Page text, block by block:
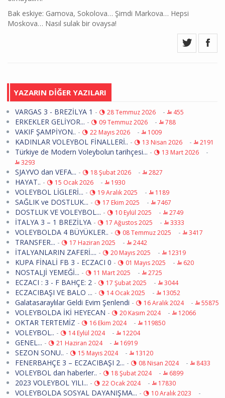
Bak eskiye: Gamova, Sokolova… Şimdi Markova… Hepsi
Moskova… Nasıl sulak bir ovaysa!
YAZARIN DİĞER YAZILARI
VARGAS 3 - BREZİLYA 1 - 28 Temmuz 2026 - 455
ERKEKLER GELİYOR... - 09 Temmuz 2026 - 788
VAKIF ŞAMPİYON.. - 22 Mayıs 2026 - 1009
KADINLAR VOLEYBOL FİNALLERİ.. - 13 Nisan 2026 - 2191
Türkiye de Modern Voleybolun tarihçesi... - 13 Mart 2026 -
3293
SJAYVO dan VEFA... - 18 Şubat 2026 - 2827
HAYAT.. - 15 Ocak 2026 - 1930
VOLEYBOL LİGLERİ... - 19 Aralık 2025 - 1189
SAĞLIK ve DOSTLUK... - 17 Ekim 2025 - 7467
DOSTLUK VE VOLEYBOL... - 10 Eylül 2025 - 2749
İTALYA 3 – 1 BREZİLYA - 17 Ağustos 2025 - 3333
VOLEYBOLDA 4 BÜYÜKLER.. - 08 Temmuz 2025 - 3417
TRANSFER... - 17 Haziran 2025 - 2442
İTALYANLARIN ZAFERİ.... - 20 Mayıs 2025 - 12319
KUPA FİNALİ FB 3 - ECZACI 0 - 01 Mayıs 2025 - 620
NOSTALJİ YEMEĞİ... - 11 Mart 2025 - 2725
ECZACI : 3 - F BAHÇE: 2 - 17 Şubat 2025 - 3044
ECZACIBAŞI VE BALO ... - 14 Ocak 2025 - 13052
Galatasaraylılar Geldi Evim Şenlendi - 16 Aralık 2024 - 55875
VOLEYBOLDA İKİ HEYECAN - 20 Kasım 2024 - 12066
OKTAR TERTEMİZ - 16 Ekim 2024 - 119850
VOLEYBOL.. - 14 Eylül 2024 - 12204
GENEL... - 21 Haziran 2024 - 16919
SEZON SONU.. - 15 Mayıs 2024 - 13120
FENERBAHÇE 3 – ECZACIBAŞI 2... - 08 Nisan 2024 - 8433
VOLEYBOL dan haberler.. - 18 Şubat 2024 - 6899
2023 VOLEYBOL YILI... - 22 Ocak 2024 - 17830
VOLEYBOLDA SOSYAL DAYANIŞMA... - 10 Aralık 2023 -